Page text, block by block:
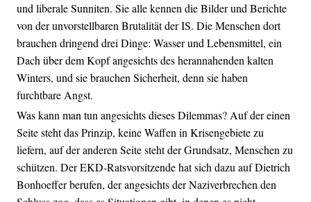
und liberale Sunniten. Sie alle kennen die Bilder und Berichte
von der unvorstellbaren Brutalität der IS. Die Menschen dort
brauchen dringend drei Dinge: Wasser und Lebensmittel, ein
Dach über dem Kopf angesichts des herannahenden kalten
Winters, und sie brauchen Sicherheit, denn sie haben
furchtbare Angst.
Was kann man tun angesichts dieses Dilemmas? Auf der einen
Seite steht das Prinzip, keine Waffen in Krisengebiete zu
liefern, auf der anderen Seite steht der Grundsatz, Menschen zu
schützen. Der EKD-Ratsvorsitzende hat sich dazu auf Dietrich
Bonhoeffer berufen, der angesichts der Naziverbrechen den